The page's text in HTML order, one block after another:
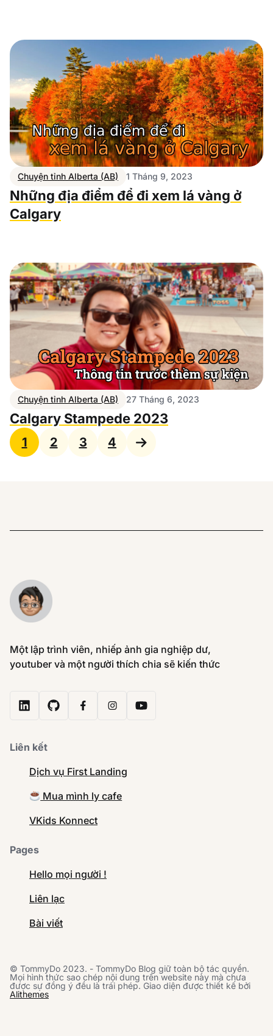
Chuyện tỉnh Alberta (AB) 1 Tháng 9, 2023
Những địa điểm để đi xem lá vàng ở
Calgary
Chuyện tỉnh Alberta (AB) 27 Tháng 6, 2023
Calgary Stampede 2023
1 2 3 4
Một lập trình viên, nhiếp ảnh gia nghiệp dư,
youtuber và một người thích chia sẽ kiến thức
Liên kết
Dịch vụ First Landing
Mua mình ly cafe
VKids Konnect
Pages
Hello mọi người !
Liên lạc
Bài viết
© TommyDo 2023. - TommyDo Blog giữ toàn bộ tác quyền.
Mọi hình thức sao chép nội dung trên website này mà chưa
được sự đồng ý đều là trái phép. Giao diện được thiết kế bởi
Alithemes